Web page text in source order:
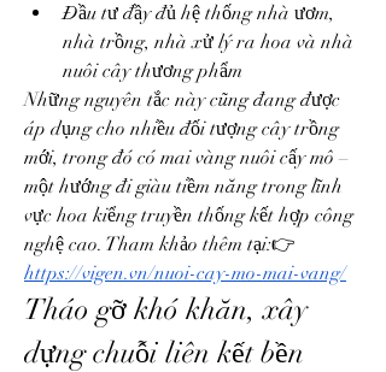
Đầu tư đầy đủ hệ thống nhà ươm,
nhà trồng, nhà xử lý ra hoa và nhà
nuôi cây thương phẩm
Những nguyên tắc này cũng đang được
áp dụng cho nhiều đối tượng cây trồng
mới, trong đó có mai vàng nuôi cấy mô –
một hướng đi giàu tiềm năng trong lĩnh
vực hoa kiểng truyền thống kết hợp công
https://vigen.vn/nuoi-cay-mo-mai-vang/
Tháo gỡ khó khăn, xây
dựng chuỗi liên kết bền